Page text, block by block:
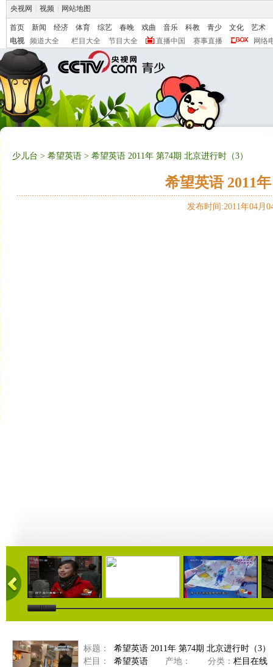
央视网 视频 网站地图
首页 新闻 经济 体育 综艺 春晚 戏曲 音乐 科教 青少 文化
艺术
电视
频道大全 栏目大全 节目大全 直播中国 赛事直播 网络
少儿台 > 希望英语 > 希望英语 2011年 第74期 北京进行时（3）
希望英语 2011
发布时间:2011年04月
25:29 24:54 25:27
标题：
希望英语 2011年 第74期 北京进行时（3）
栏目：
希望英语 产地： 分类： 栏目在线